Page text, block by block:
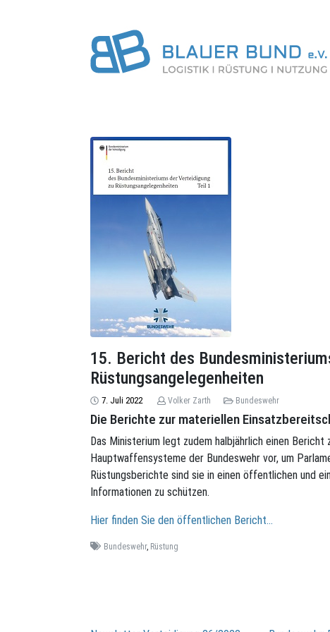
15. Bericht des
Rüstungsangelegenheiten
7. Juli 2022 Volker Zarth Bundeswehr
Die Berichte zur materiellen
Das Ministerium legt zudem halbjährlich einen
Hauptwaffensysteme der Bundeswehr vor, um
Rüstungsberichte sind sie in einen öffentlichen und
Informationen zu schützen.
Hier finden Sie den öffentlichen Bericht…
Bundeswehr, Rüstung